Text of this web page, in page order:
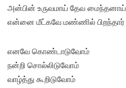
அன்பின் உருவமாய் தேவ மைந்தனாய்
என்னை மீட்கவே மண்ணில் பிறந்தார்
எனவே கொண்டாடுவோம்
நன்றி சொல்லிடுவோம்
வாழ்த்து கூறிடுவோம்